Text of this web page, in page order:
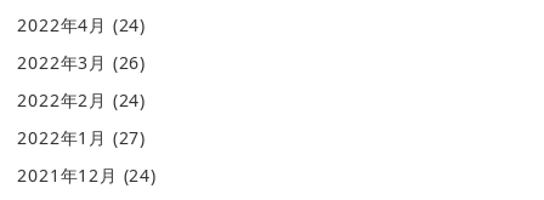
2022年4月 (24)
2022年3月 (26)
2022年2月 (24)
2022年1月 (27)
2021年12月 (24)